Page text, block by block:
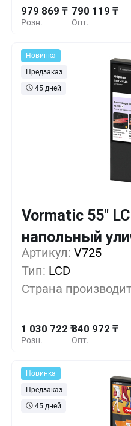
Розн.
979 869 ₸
Опт.
790 119 ₸
Новинка
Предзаказ
45 дней
Vormatic 55"
напольный
Артикул: V725
Тип: LCD
Страна
Розн.
1 030 722 ₸
Опт.
840 972 ₸
1+ 0%
5+
10+ -11%
Новинка
Предзаказ
45 дней